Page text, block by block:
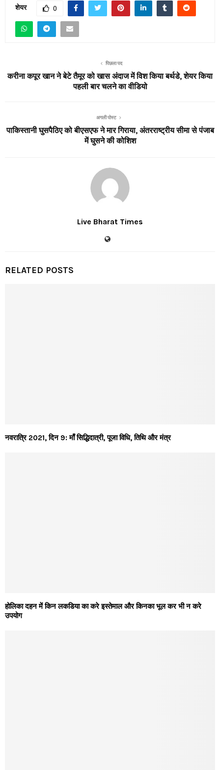
शेयर 0
पिछला पद
करीना कपूर खान ने बेटे तैमूर को खास अंदाज में विश किया बर्थडे, शेयर किया
पहली बार चलने का वीडियो
अगली पोस्ट
पाकिस्तानी घुसपैठिए को बीएसएफ ने मार गिराया, अंतरराष्ट्रीय सीमा से पंजाब
में घुसने की कोशिश
Live Bharat Times
RELATED POSTS
नवरात्रि 2021, दिन 9: माँ सिद्धिदात्री, पूजा विधि, तिथि और मंत्र
होलिका दहन में किन लकडिया का करे इस्तेमाल और किनका भूल कर भी न करे
उपयोग